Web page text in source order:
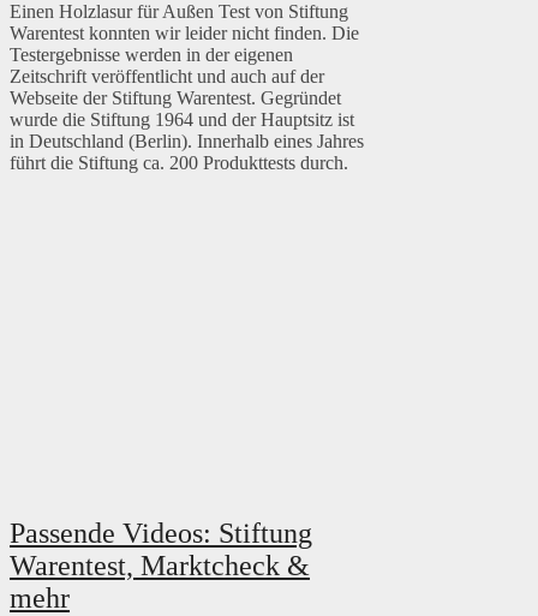
Einen Holzlasur für Außen Test von Stiftung
Warentest konnten wir leider nicht finden. Die
Testergebnisse werden in der eigenen
Zeitschrift veröffentlicht und auch auf der
Webseite der Stiftung Warentest. Gegründet
wurde die Stiftung 1964 und der Hauptsitz ist
in Deutschland (Berlin). Innerhalb eines Jahres
führt die Stiftung ca. 200 Produkttests durch.
Passende Videos: Stiftung
Warentest, Marktcheck &
mehr